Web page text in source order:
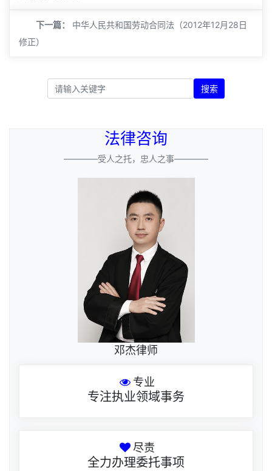
下一篇：
中华人民共和国劳动合同法（2012年12月28日
修正）
搜索
法律咨询
————受人之托，忠人之事————
邓杰律师
专业
专注执业领域事务
尽责
全力办理委托事项